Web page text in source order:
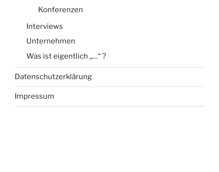
Konferenzen
Interviews
Unternehmen
Was ist eigentlich „…“ ?
Datenschutzerklärung
Impressum